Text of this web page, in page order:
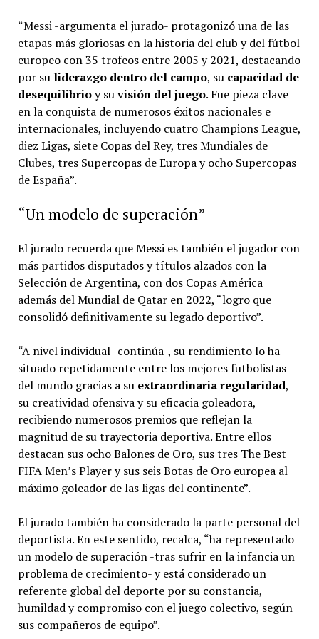
“Messi -argumenta el jurado- protagonizó una de las
etapas más gloriosas en la historia del club y del fútbol
europeo con 35 trofeos entre 2005 y 2021, destacando
por su liderazgo dentro del campo, su capacidad de
desequilibrioy suvisión del juego. Fue pieza clave
en la conquista de numerosos éxitos nacionales e
internacionales, incluyendo cuatro Champions League,
diez Ligas, siete Copas del Rey, tres Mundiales de
Clubes, tres Supercopas de Europa y ocho Supercopas
de España”.
“Un modelo de superación”
El jurado recuerda que Messi es también el jugador con
más partidos disputados y títulos alzados con la
Selección de Argentina, con dos Copas América
además del Mundial de Qatar en 2022, “logro que
consolidó definitivamente su legado deportivo”.
“A nivel individual -continúa-, su rendimiento lo ha
situado repetidamente entre los mejores futbolistas
del mundo gracias a su extraordinaria regularidad,
su creatividad ofensiva y su eficacia goleadora,
recibiendo numerosos premios que reflejan la
magnitud de su trayectoria deportiva. Entre ellos
destacan sus ocho Balones de Oro, sus tres The Best
FIFA Men’s Player y sus seis Botas de Oro europea al
máximo goleador de las ligas del continente”.
El jurado también ha considerado la parte personal del
deportista. En este sentido, recalca, “ha representado
un modelo de superación -tras sufrir en la infancia un
problema de crecimiento- y está considerado un
referente global del deporte por su constancia,
humildad y compromiso con el juego colectivo, según
sus compañeros de equipo”.